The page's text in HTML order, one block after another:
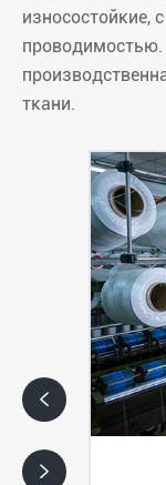
износостойкие,
проводимостью.
ткани.

